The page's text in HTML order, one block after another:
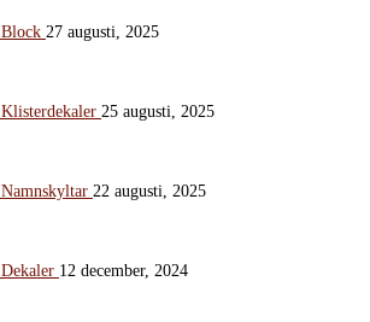
Block 27 augusti, 2025
Klisterdekaler 25 augusti, 2025
Namnskyltar 22 augusti, 2025
Dekaler 12 december, 2024